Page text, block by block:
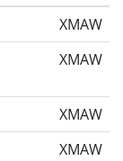
XMAW
XMAW
XMAW
XMAW